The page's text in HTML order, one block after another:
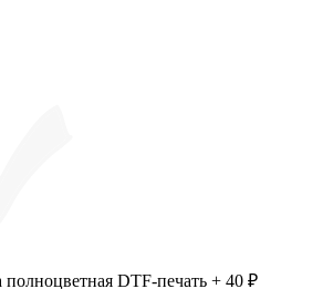
полноцветная DTF-печать + 40 ₽